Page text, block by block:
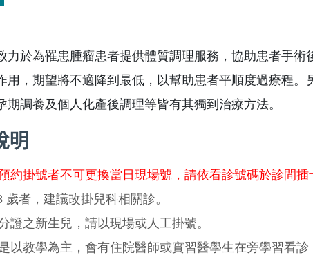
力於為罹患腫瘤患者提供體質調理服務，協助患者手
用，期望將不適降到最低，以幫助患者平順度過療程。
期調養及個人化產後調理等皆有其獨到治療方法。
明
約掛號者不可更換當日現場號，請依看診號碼於診間插
歲者，建議改掛兒科相關診。
證之新生兒，請以現場或人工掛號。
以教學為主，會有住院醫師或實習醫學生在旁學習看